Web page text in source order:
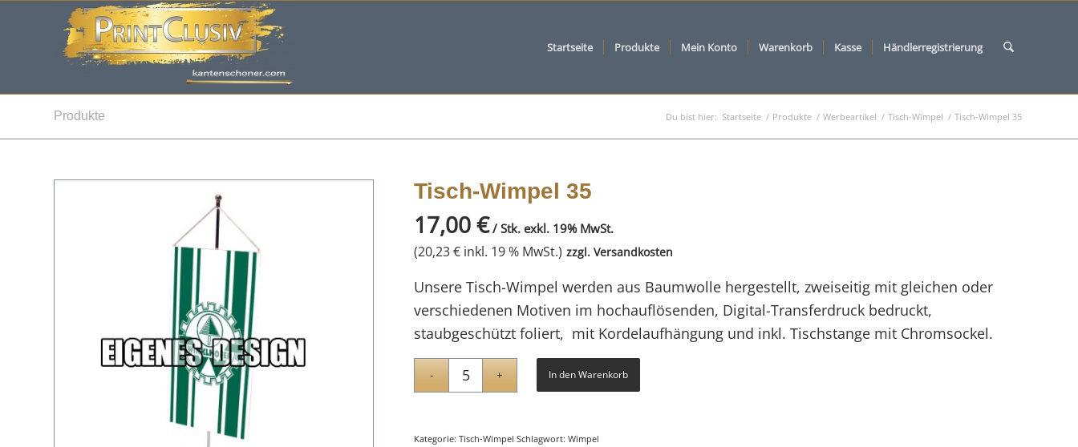
Startseite Produkte Mein Konto Warenkorb Kasse Händlerregistrierung
Produkte Du bist hier: Startseite / Produkte / Werbeartikel / Tisch-Wimpel / Tisch-Wimpel 35
Tisch-Wimpel 35
17,00€/ Stk. exkl. 19% MwSt.
(20,23€ inkl. 19 % MwSt.) zzgl.Versandkosten
Unsere Tisch-Wimpel werden aus Baumwolle hergestellt, zweiseitig mit gleichen oder
verschiedenen Motiven im hochauflösenden, Digital-Transferdruck bedruckt,
staubgeschützt foliert, mit Kordelaufhängung und inkl. Tischstange mit Chromsockel.
In den Warenkorb
Kategorie:Tisch-Wimpel Schlagwort:Wimpel